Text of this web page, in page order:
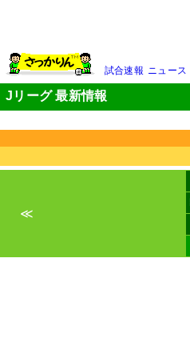
試合速報 ニュース
Jリーグ 最新情報
≪